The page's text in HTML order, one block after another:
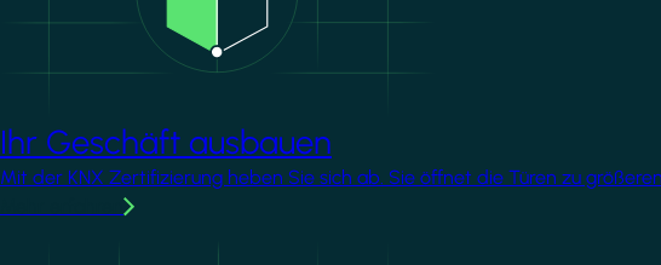
Ihr Geschäft ausbauen
Mit der KNX Zertifizierung heben Sie sich ab. Sie öffnet die Türen zu